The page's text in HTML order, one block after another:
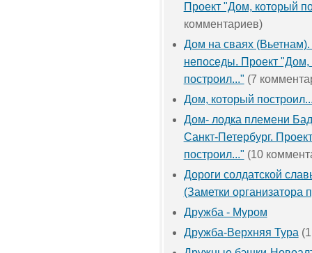
Проект "Дом, который
комментариев)
Дом на сваях (Вьетнам).
непоседы. Проект "Дом,
построил..." (7
Дом, который
Дом- лодка племени
Санкт-Петербург.
построил..." (10
Дороги солдатской
(Заметки организатора
Дружба - Муром
Дружба-Верхняя Тура